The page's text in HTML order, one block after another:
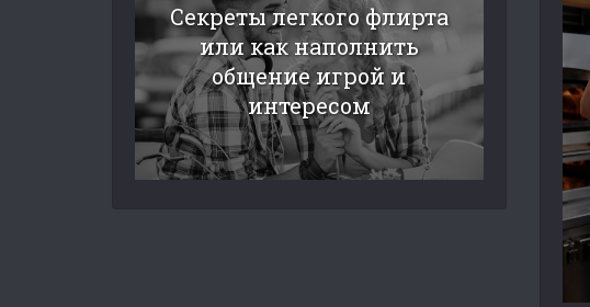
Секреты легкого флирта
или как наполнить
общение игрой и
интересом